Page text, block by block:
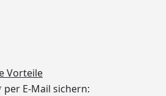
Vorteile
per E-Mail sichern: